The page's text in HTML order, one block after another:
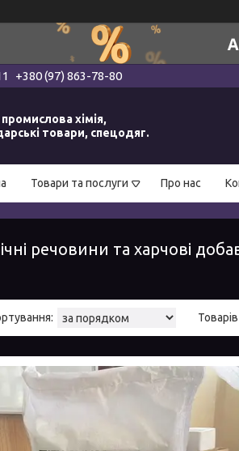
+380 (97) 863-78-80
хімія,
товари, спецодяг.
Товари та послуги Про нас
речовини та харчові